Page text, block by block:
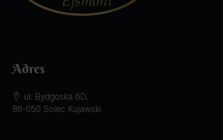
Adres
ul. Bydgoska 6D,
86-050 Solec Kujawski